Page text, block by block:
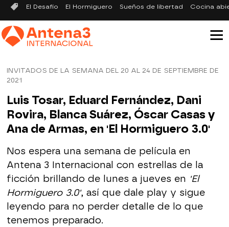
El Desafío El Hormiguero Sueños de libertad Cocina
INVITADOS DE LA SEMANA DEL 20 AL 24 DE SEPTIEMBRE DE
2021
Luis Tosar, Eduard Fernández, Dani
Rovira, Blanca Suárez, Óscar Casas y
Ana de Armas, en 'El Hormiguero 3.0'
Nos espera una semana de película en
Antena 3 Internacional con estrellas de la
ficción brillando de lunes a jueves en 'El
Hormiguero 3.0', así que dale play y sigue
leyendo para no perder detalle de lo que
tenemos preparado.